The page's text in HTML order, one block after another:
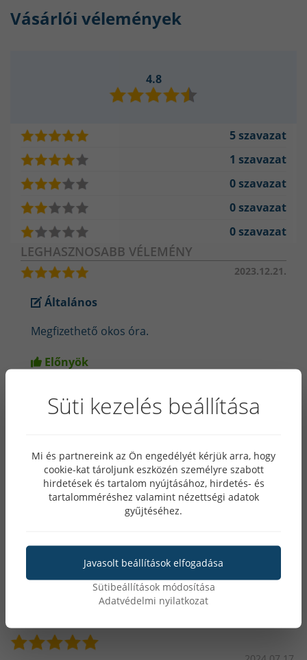
Hívásfunkciója kiemelkedő kényelmet és praktikumot nyújt
hangszórójának köszönhetően lehetővé teszi, hogy
hogy a telefonodat elő kellene venned.
Vásárlói vélemények
4.8
5 szavazat
1 szavazat
0 szavazat
0 szavazat
0 szavazat
LEGHASZNOSABB VÉLEMÉNY
2023.12.21.
Általános
Megfizethető okos óra.
Előnyök
divatos a használata, eddig nagyon megvagyok
a kezén van és látja egyből az értesítéseket nem
kell mindig a telefont előkeresni a táska mélyéről.
Hátrányok
A termék vásárlója
Süti kezelés beállítása
Mi és partnereink az Ön engedélyét kérjük arra, hogy
cookie-kat tároljunk eszközén személyre szabott
hirdetések és tartalom nyújtásához, hirdetés- és
tartalomméréshez valamint nézettségi adatok
gyűjtéséhez.
Javasolt beállítások elfogadása
Sütibeállítások módosítása
Adatvédelmi nyilatkozat